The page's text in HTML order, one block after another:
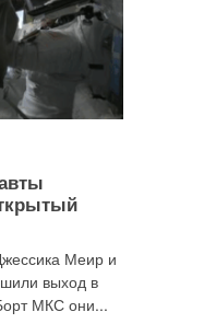
Меир и
выход в
МКС они...